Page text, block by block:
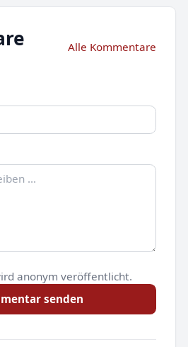
Alle Kommentare
anonym veröffentlicht.
senden